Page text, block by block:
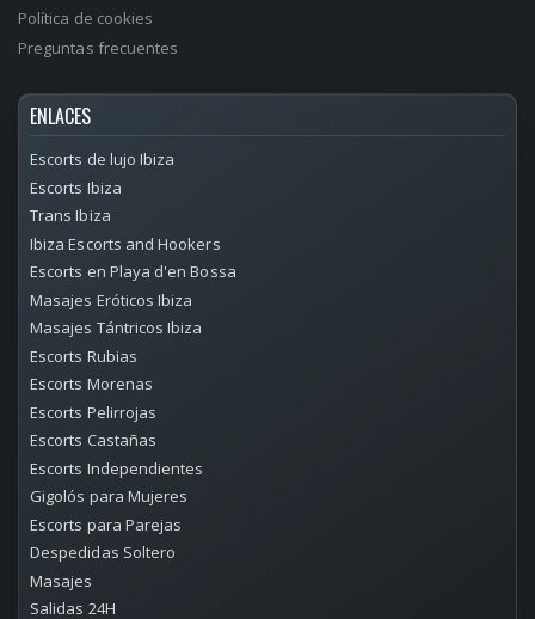
Política de cookies
Preguntas frecuentes
ENLACES
Escorts de lujo Ibiza
Escorts Ibiza
Trans Ibiza
Ibiza Escorts and Hookers
Escorts en Playa d'en Bossa
Masajes Eróticos Ibiza
Masajes Tántricos Ibiza
Escorts Rubias
Escorts Morenas
Escorts Pelirrojas
Escorts Castañas
Escorts Independientes
Gigolós para Mujeres
Escorts para Parejas
Despedidas Soltero
Masajes
Salidas 24H